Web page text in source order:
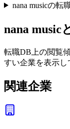
nana musicの転
nana music
転職DB上の閲覧
すい企業を表示し
関連企業